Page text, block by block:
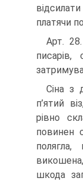
платячи
Арт.
Сіна з
п’ятий
рівно
повинен
шкода